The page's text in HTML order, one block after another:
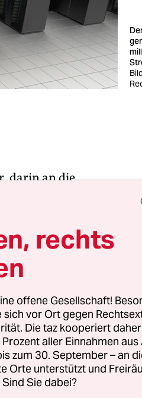
darin an die
Anlage in
Hier draußen
für die
menschlichen
in Lungen und
mithilfe des
Zukunft des
des
Auf
rechts
offene Gesellschaft!
sich vor Ort gegen
Die taz kooperiert
aller Einnahmen
zum 30. September – an
Orte unterstützt und
Sie dabei?